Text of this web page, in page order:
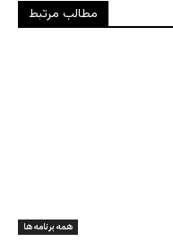
مطالب مرتبط
همه برنامه ها